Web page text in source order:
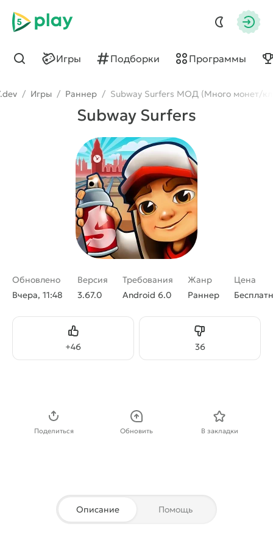
5play
Игры Подборки Программы
Найти
/ Игры / Раннер / Subway Surfers МОД (Много монет/
Subway Surfers
Обновлено
Вчера, 11:48
Версия
3.67.0
Требования
Android 6.0
Жанр
Раннер
Цена
+46
Нравится 36Не нравится
Поделиться Обновить В закладки
Описание Помощь